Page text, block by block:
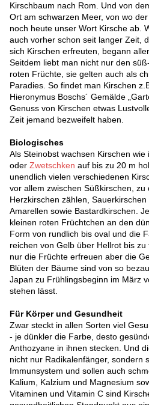
Kirschbaum nach Rom. Und von
Ort am schwarzen Meer, von wo
noch heute unser Wort Kirsche ab.
auch vorher schon seit langer Zeit,
sich Kirschen erfreuten, begann
Seitdem liebt man nicht nur den
roten Früchte, sie gelten auch als
Paradies. So findet man Kirschen
Hieronymus Boschs´ Gemälde
Genuss von Kirschen etwas
Zeit jemand bezweifelt haben.
Biologisches
Als Steinobst wachsen Kirschen wie
oder Zwetschken auf bis zu 20 m
unendlich vielen verschiedenen
vor allem zwischen Süßkirschen, zu
Herzkirschen zählen,
Amarellen sowie Bastardkirschen.
kleinen roten Früchtchen an den
Form von rundlich bis oval und die
reichen von Gelb über Hellrot bis
nur die Früchte erfreuen aber die
Blüten der Bäume sind von so
Japan zu Frühlingsbeginn im März
stehen lässt.
Für Körper und Gesundheit
Zwar steckt in allen Sorten viel
- je dünkler die Farbe, desto
Anthozyane in ihnen stecken. Und
nicht nur Radikalenfänger, sondern
Immunsystem und sollen auch
Kalium, Kalzium und Magnesium
Vitaminen und Vitamin C sind